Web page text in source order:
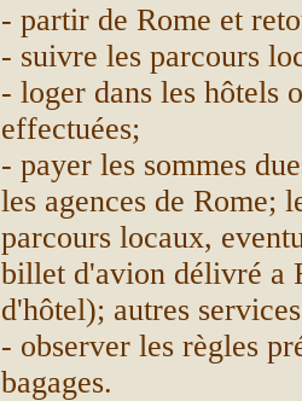
- partir de Rome et
- suivre les parcours
- loger dans les hôtels
effectuées;
- payer les sommes
les agences de Rome;
parcours locaux,
billet d'avion délivré a
d'hôtel); autres
- observer les règles
bagages.